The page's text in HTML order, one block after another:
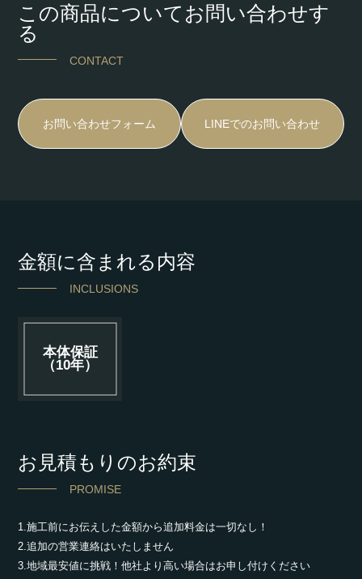
この商品についてお問い合わせす
る
CONTACT
お問い合わせフォーム LINEでのお問い合わせ
金額に含まれる内容
INCLUSIONS
本体保証
（10年）
お見積もりのお約束
PROMISE
1.施工前にお伝えした金額から追加料金は一切なし！
2.追加の営業連絡はいたしません
3.地域最安値に挑戦！他社より高い場合はお申し付けください